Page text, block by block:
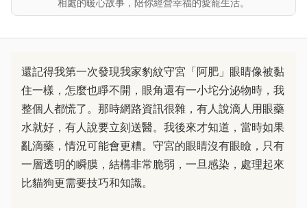
相處的暖心故事，陪你經營幸福的愛寵生活。
還記得我第一次發現我家豹紋守宮「阿肥」眼睛像被黏
住一樣，怎麼也睜不開，眼角還有一小坨分泌物時，我
整個人都慌了。那時網路資訊很雜，有人說滴人用眼藥
水就好，有人說要立刻送醫。我後來才知道，當時如果
亂滴藥，情況可能會更糟。守宮的眼睛沒有眼瞼，只有
一層透明的瞬膜，結構非常脆弱，一旦感染，處理起來
比貓狗更需要技巧和知識。